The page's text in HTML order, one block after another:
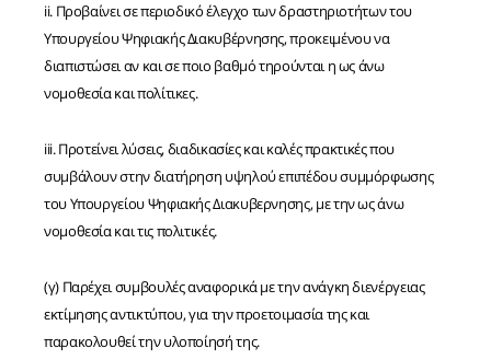
ii. Προβαίνει σε περιοδικό έλεγχο των δραστηριοτήτων του
Υπουργείου Ψηφιακής Διακυβέρνησης, προκειμένου να
διαπιστώσει αν και σε ποιο βαθμό τηρούνται η ως άνω
νομοθεσία και πολίτικες.
iii. Προτείνει λύσεις, διαδικασίες και καλές πρακτικές που
συμβάλουν στην διατήρηση υψηλού επιπέδου συμμόρφωσης
του Υπουργείου Ψηφιακής Διακυβερνησης, με την ως άνω
νομοθεσία και τις πολιτικές.
(γ) Παρέχει συμβουλές αναφορικά με την ανάγκη διενέργειας
εκτίμησης αντικτύπου, για την προετοιμασία της και
παρακολουθεί την υλοποίησή της.